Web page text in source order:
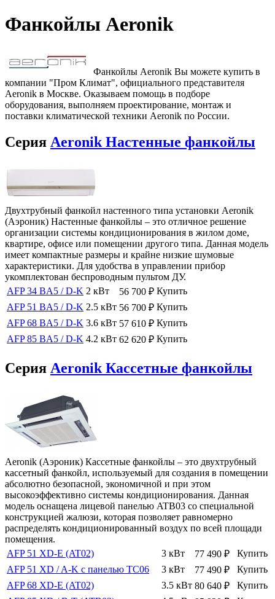
Фанкойлы Aeronik
Фанкойлы Aeronik Вы можете купить в
компании "Пром Климат", официального представителя
Aeronik в Москве. Оказываем помощь в подборе
оборудования, выполняем проектирование, монтаж и
поставки климатической техники Aeronik по России.
Серия Aeronik Настенные фанкойлы
Двухтрубный фанкойл настенного типа установки Aeronik
(Аэроник) Настенные фанкойлы – это отличное решение
организации системы кондиционирования в жилом доме,
квартире, офисе или помещении другого типа. Данная модель
имеет компактные размеры и крайне низкие шумовые
характеристики. Для удобства в управлении прибор
укомплектован беспроводным пультом ДУ.
AFP 34 BA5 / D-K 2 кВт 56 700 ₽ Купить
AFP 51 BA5 / D-K 2.5 кВт 56 700 ₽ Купить
AFP 68 BA5 / D-K 3.6 кВт 57 610 ₽ Купить
AFP 85 BA5 / D-K 4.2 кВт 62 620 ₽ Купить
Серия Aeronik Кассетные фанкойлы
Aeronik (Аэроник) Кассетные фанкойлы – это двухтрубный
кассетный фанкойл, используемый для создания в помещении
абсолютно безопасной, экономичной и при этом
высокоэффективно системы кондиционирования. Данная
модель оснащена лицевой панелью ATB03 со специальной
конструкцией жалюзи, которая позволяет равномерно
распределять кондиционированный воздух по всей площади
помещения.
AFP 51 XD-E (AT02)
3 кВт 77 490 ₽
Купить
AFP 51 XD / A-K с панелью TC06
3 кВт 77 490 ₽
Купить
AFP 68 XD-E (AT02)
3.5 кВт 80 640 ₽
Купить